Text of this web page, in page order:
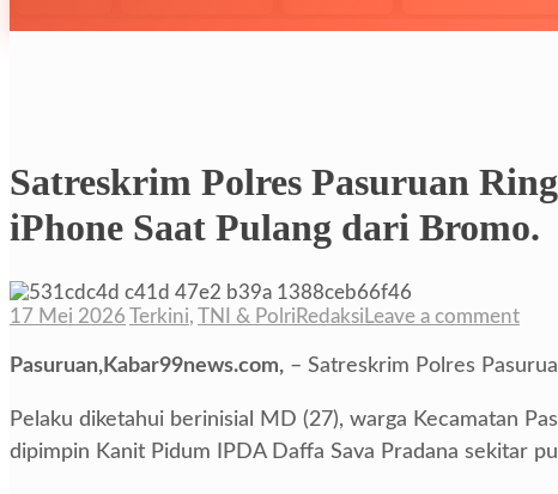
Satreskrim Polres Pasuruan
iPhone Saat Pulang dari Bromo.
17 Mei 2026 Terkini, TNI & Polri Redaksi Leave a comment
Pasuruan,Kabar99news.com, – Satreskrim Polres
Pelaku diketahui berinisial MD (27), warga Kecamatan
dipimpin Kanit Pidum IPDA Daffa Sava Pradana sekitar